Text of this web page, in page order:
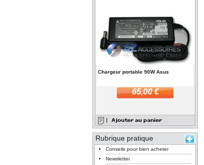
Chargeur portable 90W Asus
65,00 €
Rubrique pratique
Conseils pour bien acheter
Newsletter